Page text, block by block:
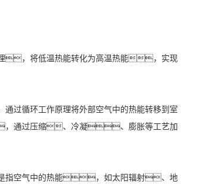
，将低温热能转化为高温热能，实现
循环工作原理将外部空气中的热能转移到室
通过压缩、冷凝、膨胀等工艺加
指空气中的热能，如太阳辐射、地